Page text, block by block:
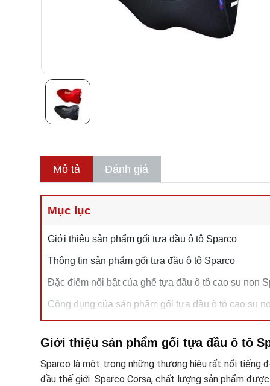
Mô tả Đánh giá
Mục lục
Giới thiệu sản phẩm gối tựa đầu ô tô Sparco
Thông tin sản phẩm gối tựa đầu ô tô Sparco
Đặc điểm nổi bật của ghế tựa đầu ô tô cao su non
Công dụng của sản phẩm gối tựa đầu ô tô cao su
Có nên sử dụng gối tựa đầu Sparco trên ô tô ?
Giới thiệu sản phẩm gối tựa đầu ô tô
Sparco là một trong những thương hiệu rất nổi tiếng
đầu thế giới Sparco Corsa, chất lượng sản phẩm